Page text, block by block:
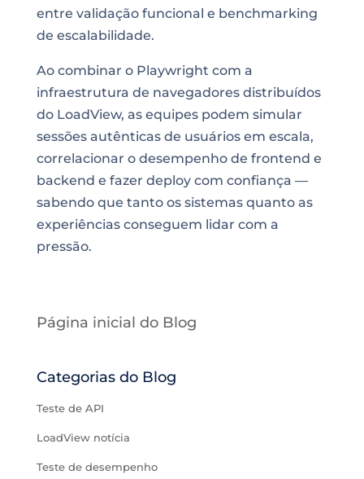
entre validação funcional e benchmarking
de escalabilidade.
Ao combinar o Playwright com a
infraestrutura de navegadores distribuídos
do LoadView, as equipes podem simular
sessões autênticas de usuários em escala,
correlacionar o desempenho de frontend e
backend e fazer deploy com confiança —
sabendo que tanto os sistemas quanto as
experiências conseguem lidar com a
pressão.
Página inicial do Blog
Categorias do Blog
Teste de API
LoadView notícia
Teste de desempenho